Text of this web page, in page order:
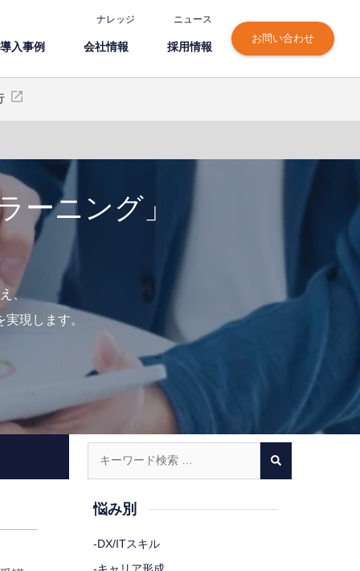
ナレッジ ニュース
導⼊事例 会社情報 採⽤情報
お問い合わせ
ーニング」
、
現します。
悩み別
-DX/ITスキル
-キャリア形成